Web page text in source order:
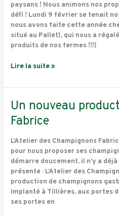
paysans ! Nous animons nos
défi ! Lundi 9 février se tenait
nous avons faite cette année
situé au Pallet), qui nous a
produits de nos fermes !!!)
Lire la suite »
Un nouveau
Fabrice
L’Atelier des Champignons
pour nous proposer ses
démarre doucement, il n’y a
présente : L’Atelier des
production de champignons
Implanté à Tillières, aux portes
ses portes en
Un
producteur
Bienvenue
Fabrice